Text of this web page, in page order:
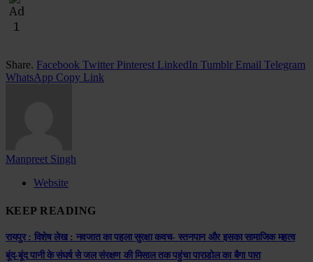
Share. Facebook Twitter Pinterest LinkedIn Tumblr Email Telegram
WhatsApp Copy Link
Manpreet Singh
Website
KEEP READING
रायपुर : विशेष लेख : नवजात का पहला सुरक्षा कवच- स्तनपान और इसका सामाजिक महत्व
बूंद-बूंद पानी के संघर्ष से जल संरक्षण की मिसाल तक पहुंचा पाराडोल का बैगा पारा